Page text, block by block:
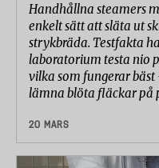
Handhållna steamers
enkelt sätt att släta ut
strykbräda. Testfakta
laboratorium testa nio
vilka som fungerar
lämna blöta fläckar på
20 MARS